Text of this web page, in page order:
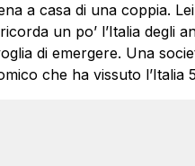
a casa di una coppia.
un po’ l’Italia degli
di emergere. Una
che ha vissuto l’Italia